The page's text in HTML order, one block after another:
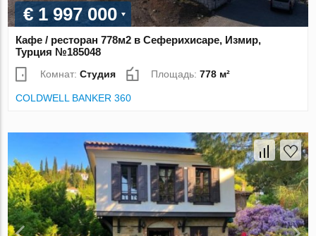
€ 1 997 000
Кафе / ресторан 778м2 в Сеферихисаре, Измир,
Турция №185048
Комнат:Студия Площадь:778 м²
COLDWELL BANKER 360